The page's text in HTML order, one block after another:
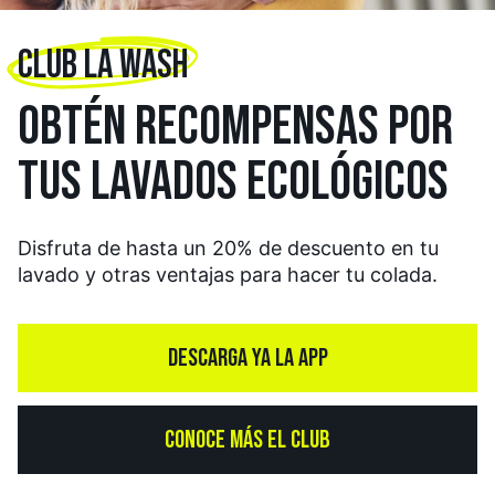
CLUB LA WASH
OBTÉN RECOMPENSAS POR
TUS LAVADOS ECOLÓGICOS
Disfruta de hasta un 20% de descuento en tu
lavado y otras ventajas para hacer tu colada.
DESCARGA YA LA APP
CONOCE MÁS EL CLUB